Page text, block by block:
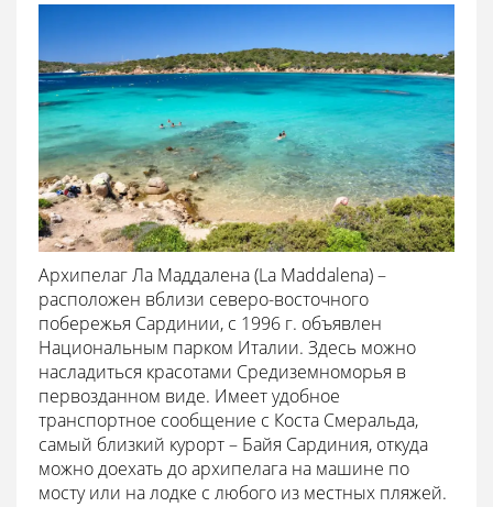
Архипелаг Ла Маддалена (La Maddalena) –
расположен вблизи северо-восточного
побережья Сардинии, с 1996 г. объявлен
Национальным парком Италии. Здесь можно
насладиться красотами Средиземноморья в
первозданном виде. Имеет удобное
транспортное сообщение с Коста Смеральда,
самый близкий курорт – Байя Сардиния, откуда
можно доехать до архипелага на машине по
мосту или на лодке с любого из местных пляжей.